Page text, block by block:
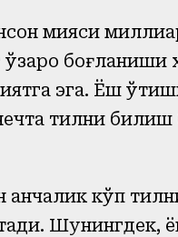
мияси
боғланиши
эга. Ёш
тилни
қанчалик кўп
Шунингдек,